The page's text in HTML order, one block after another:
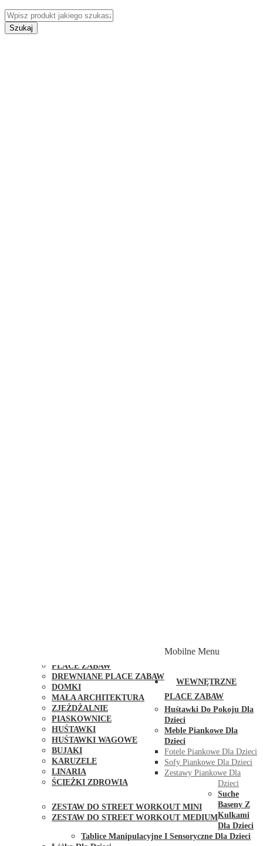
Szukaj
PLACE ZABAW
DREWNIANE PLACE ZABAW
DOMKI
MAŁA ARCHITEKTURA
ZJEŻDŻALNIE
PIASKOWNICE
HUŚTAWKI
HUŚTAWKI WAGOWE
BUJAKI
KARUZELE
LINARIA
ŚCIEŻKI ZDROWIA
ZESTAW DO STREET WORKOUT MINI
ZESTAW DO STREET WORKOUT MEDIUM
Mobilne Menu
WEWNĘTRZNE
PLACE ZABAW
Huśtawki Do Pokoju Dla
Dzieci
Meble Piankowe Dla
Dzieci
Fotele Piankowe Dla Dzieci
Sofy Piankowe Dla Dzieci
Zestawy Piankowe Dla
Dzieci
Suche
Baseny Z
Kulkami
Dla Dzieci
Tablice Manipulacyjne I Sensoryczne Dla Dzieci